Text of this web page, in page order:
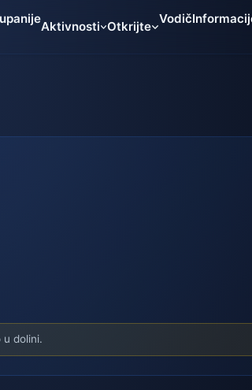
Aktivnosti Otkrijte
Vodič
dolini.